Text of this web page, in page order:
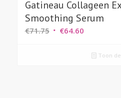
Gatineau Collageen
Smoothing Serum
€71.75 Oorspronkelijke
€64.60Huidige
Toon